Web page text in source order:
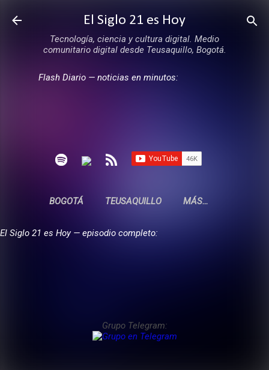
Ir al contenido principal
El Siglo 21 es Hoy
Tecnología, ciencia y cultura digital. Medio
comunitario digital desde Teusaquillo, Bogotá.
Flash Diario — noticias en minutos:
BOGOTÁ TEUSAQUILLO MÁS…
El Siglo 21 es Hoy — episodio completo:
Grupo Telegram: